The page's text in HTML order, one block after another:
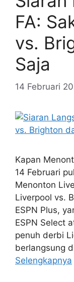
FA:
vs.
Saja
14 Februari
Kapan
14 Februari
Menonton
Liverpool vs.
ESPN Plus,
ESPN Select
penuh derbi
berlangsung
Selengkapnya